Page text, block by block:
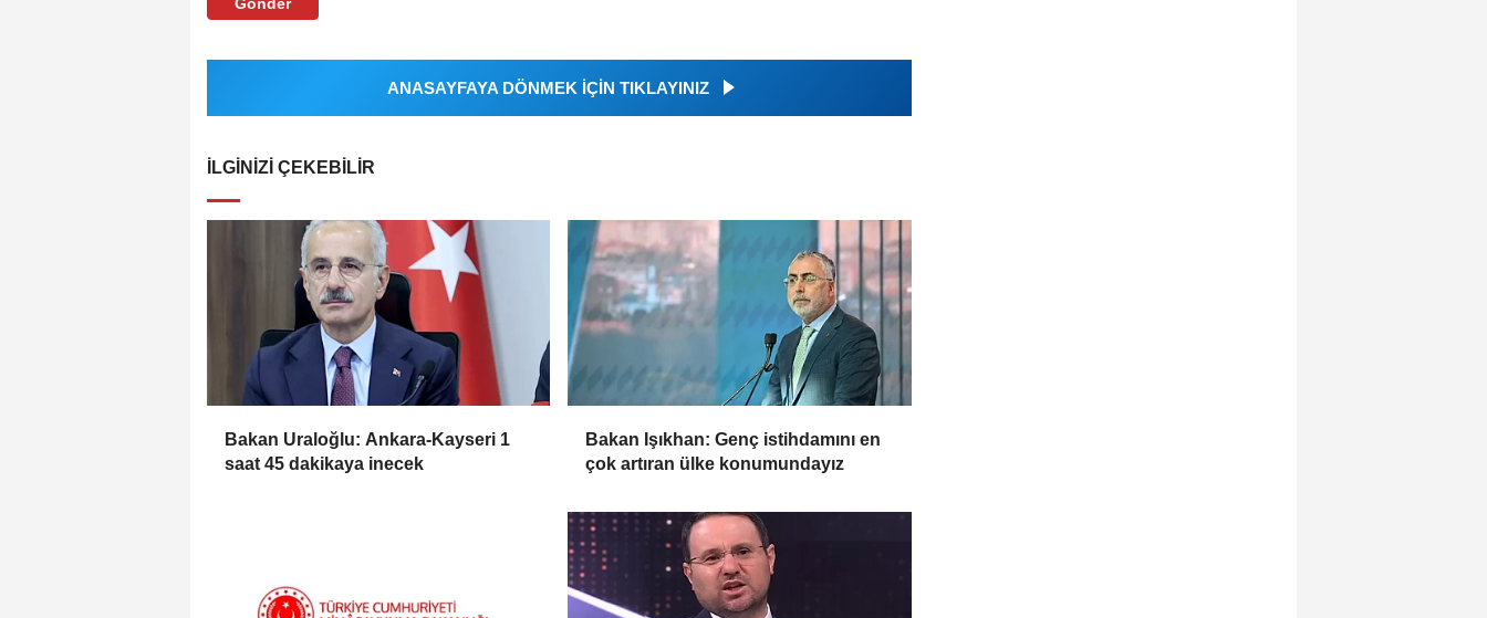
Gönder
ANASAYFAYA DÖNMEK İÇİN TIKLAYINIZ
İLGINIZI ÇEKEBILIR
Bakan Uraloğlu: Ankara-Kayseri 1
saat 45 dakikaya inecek
Bakan Işıkhan: Genç istihdamını en
çok artıran ülke konumundayız